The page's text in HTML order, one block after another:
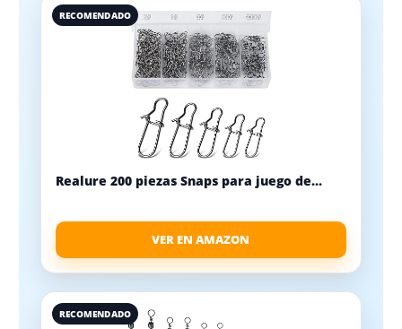
RECOMENDADO
Realure 200 piezas Snaps para juego de...
VER EN AMAZON
RECOMENDADO